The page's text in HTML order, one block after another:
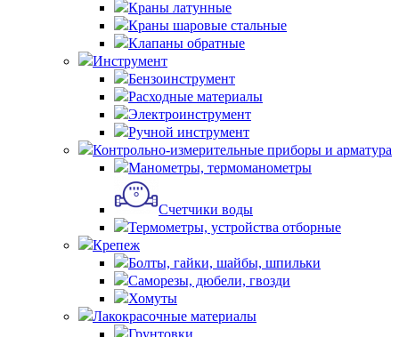
Краны латунные
Краны шаровые стальные
Клапаны обратные
Инструмент
Бензоинструмент
Расходные материалы
Электроинструмент
Ручной инструмент
Контрольно-измерительные приборы и арматура
Манометры, термоманометры
Счетчики воды
Термометры, устройства отборные
Крепеж
Болты, гайки, шайбы, шпильки
Саморезы, дюбели, гвозди
Хомуты
Лакокрасочные материалы
Грунтовки